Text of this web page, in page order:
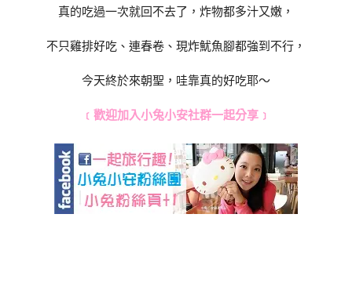
真的吃過一次就回不去了，炸物都多汁又嫩，
不只雞排好吃、連春卷、現炸魷魚腳都強到不行，
今天終於來朝聖，哇靠真的好吃耶～
﹝歡迎加入小兔小安社群一起分享﹞